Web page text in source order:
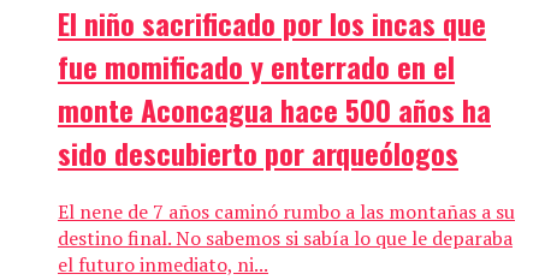
El niño sacrificado por los incas que
fue momificado y enterrado en el
monte Aconcagua hace 500 años ha
sido descubierto por arqueólogos
El nene de 7 años caminó rumbo a las montañas a su
destino final. No sabemos si sabía lo que le deparaba
el futuro inmediato, ni...